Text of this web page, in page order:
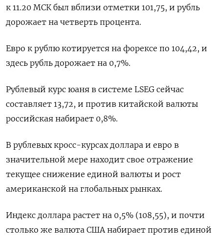
к 11.20 МСК был вблизи отметки 101,75, и рубль
дорожает на четверть процента.
Евро к рублю котируется на форексе по 104,42, и
здесь рубль дорожает на 0,7%.
Рублевый курс юаня в системе LSEG сейчас
составляет 13,72, и против китайской валюты
российская набирает 0,8%.
В рублевых кросс-курсах доллара и евро в
значительной мере находит свое отражение
текущее снижение единой валюты и рост
американской на глобальных рынках.
Индекс доллара растет на 0,5% (108,55), и почти
столько же валюта США набирает против единой